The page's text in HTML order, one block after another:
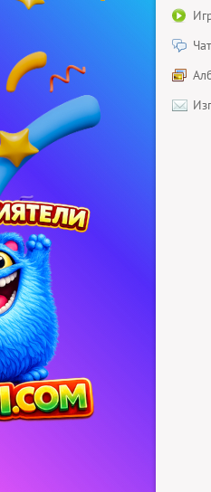
Чат